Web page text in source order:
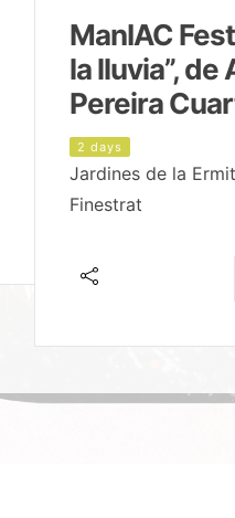
ManIAC
la lluvia”, de
Pereira
2 days
Jardines de la
Finestrat